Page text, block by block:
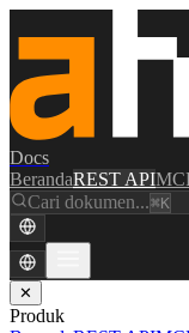
Docs
BerandaREST API
Cari dokumen...⌘K
✕
Produk